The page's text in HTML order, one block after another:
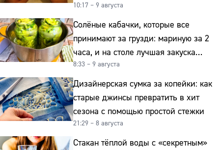
10:17 – 9 августа
Солёные кабачки, которые все
принимают за грузди: мариную за 2
часа, и на столе лучшая закуска
к картошке
8:33 – 9 августа
Дизайнерская сумка за копейки: как
старые джинсы превратить в хит
сезона с помощью простой стежки
21:29 – 8 августа
Стакан тёплой воды с «секретным»